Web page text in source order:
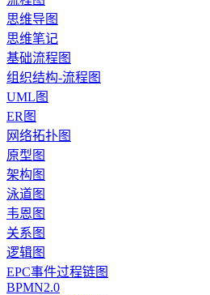
思维导图
思维笔记
基础流程图
组织结构-流程图
UML图
ER图
网络拓扑图
原型图
架构图
泳道图
韦恩图
关系图
逻辑图
EPC事件过程链图
BPMN2.0